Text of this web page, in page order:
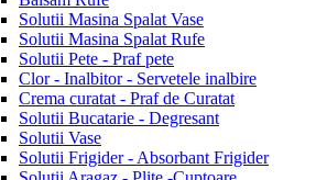
Solutii Masina Spalat Vase
Solutii Masina Spalat Rufe
Solutii Pete - Praf pete
Clor - Inalbitor - Servetele inalbire
Crema curatat - Praf de Curatat
Solutii Bucatarie - Degresant
Solutii Vase
Solutii Frigider - Absorbant Frigider